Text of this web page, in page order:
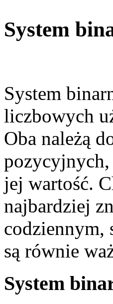
System
System
liczbowych
Oba należą
pozycyjnych,
jej wartość.
najbardziej
codziennym,
są równie
System